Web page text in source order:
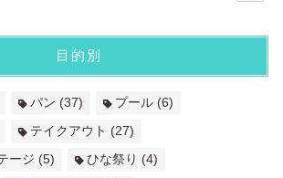
目的別
パン (37) プール (6)
テイクアウト (27)
ージ (5) ひな祭り (4)